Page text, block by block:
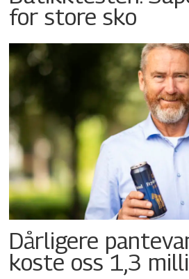
for store sko
Dårligere
koste oss 1,3